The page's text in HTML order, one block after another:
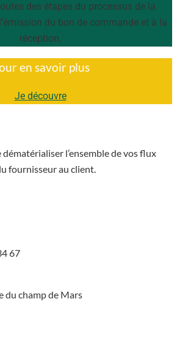
des étapes du processus de la
du bon de commande et à la
réception.
en savoir plus
Je découvre
l’ensemble de vos flux
fournisseur au client.
67
du champ de Mars